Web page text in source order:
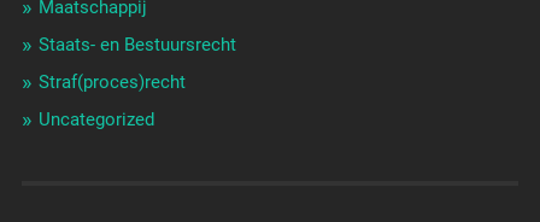
Maatschappij
Staats- en Bestuursrecht
Straf(proces)recht
Uncategorized